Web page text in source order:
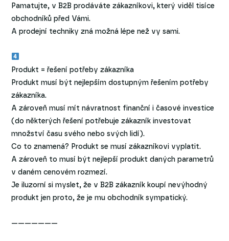
Pamatujte, v B2B prodáváte zákazníkovi, který viděl tisíce
obchodníků před Vámi.
A prodejní techniky zná možná lépe než vy sami.
Produkt = řešení potřeby zákazníka
Produkt musí být nejlepším dostupným řešením potřeby
zákazníka.
A zároveň musí mít návratnost finanční i časové investice
(do některých řešení potřebuje zákazník investovat
množství času svého nebo svých lidí).
Co to znamená? Produkt se musí zákazníkovi vyplatit.
A zároveň to musí být nejlepší produkt daných parametrů
v daném cenovém rozmezí.
Je iluzorní si myslet, že v B2B zákazník koupí nevýhodný
produkt jen proto, že je mu obchodník sympatický.
———————